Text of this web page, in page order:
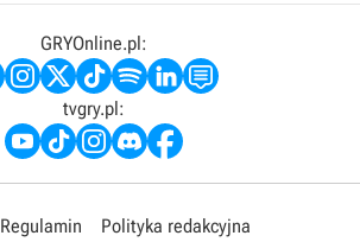
GRYOnline.pl:
tvgry.pl:
Regulamin
Polityka redakcyjna